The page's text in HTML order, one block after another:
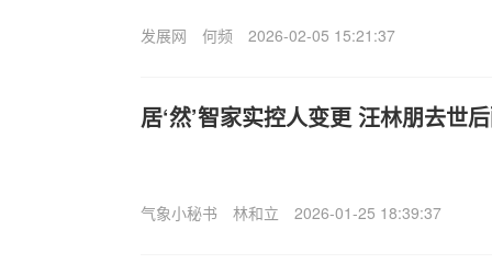
发展网 何频 2026-02-05 15:21:37
居‘然’智家实控人变更 汪林朋去世
气象小秘书 林和立 2026-01-25 18:39:37